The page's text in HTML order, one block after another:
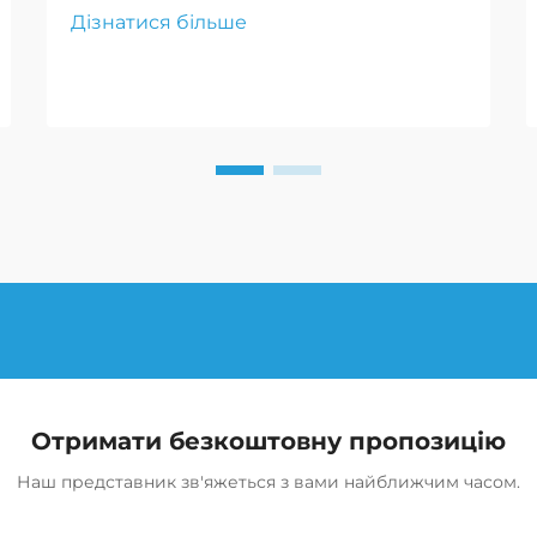
ефективність транспортних
Дізнатися більше
Отримати безкоштовну пропозицію
Наш представник зв'яжеться з вами найближчим часом.